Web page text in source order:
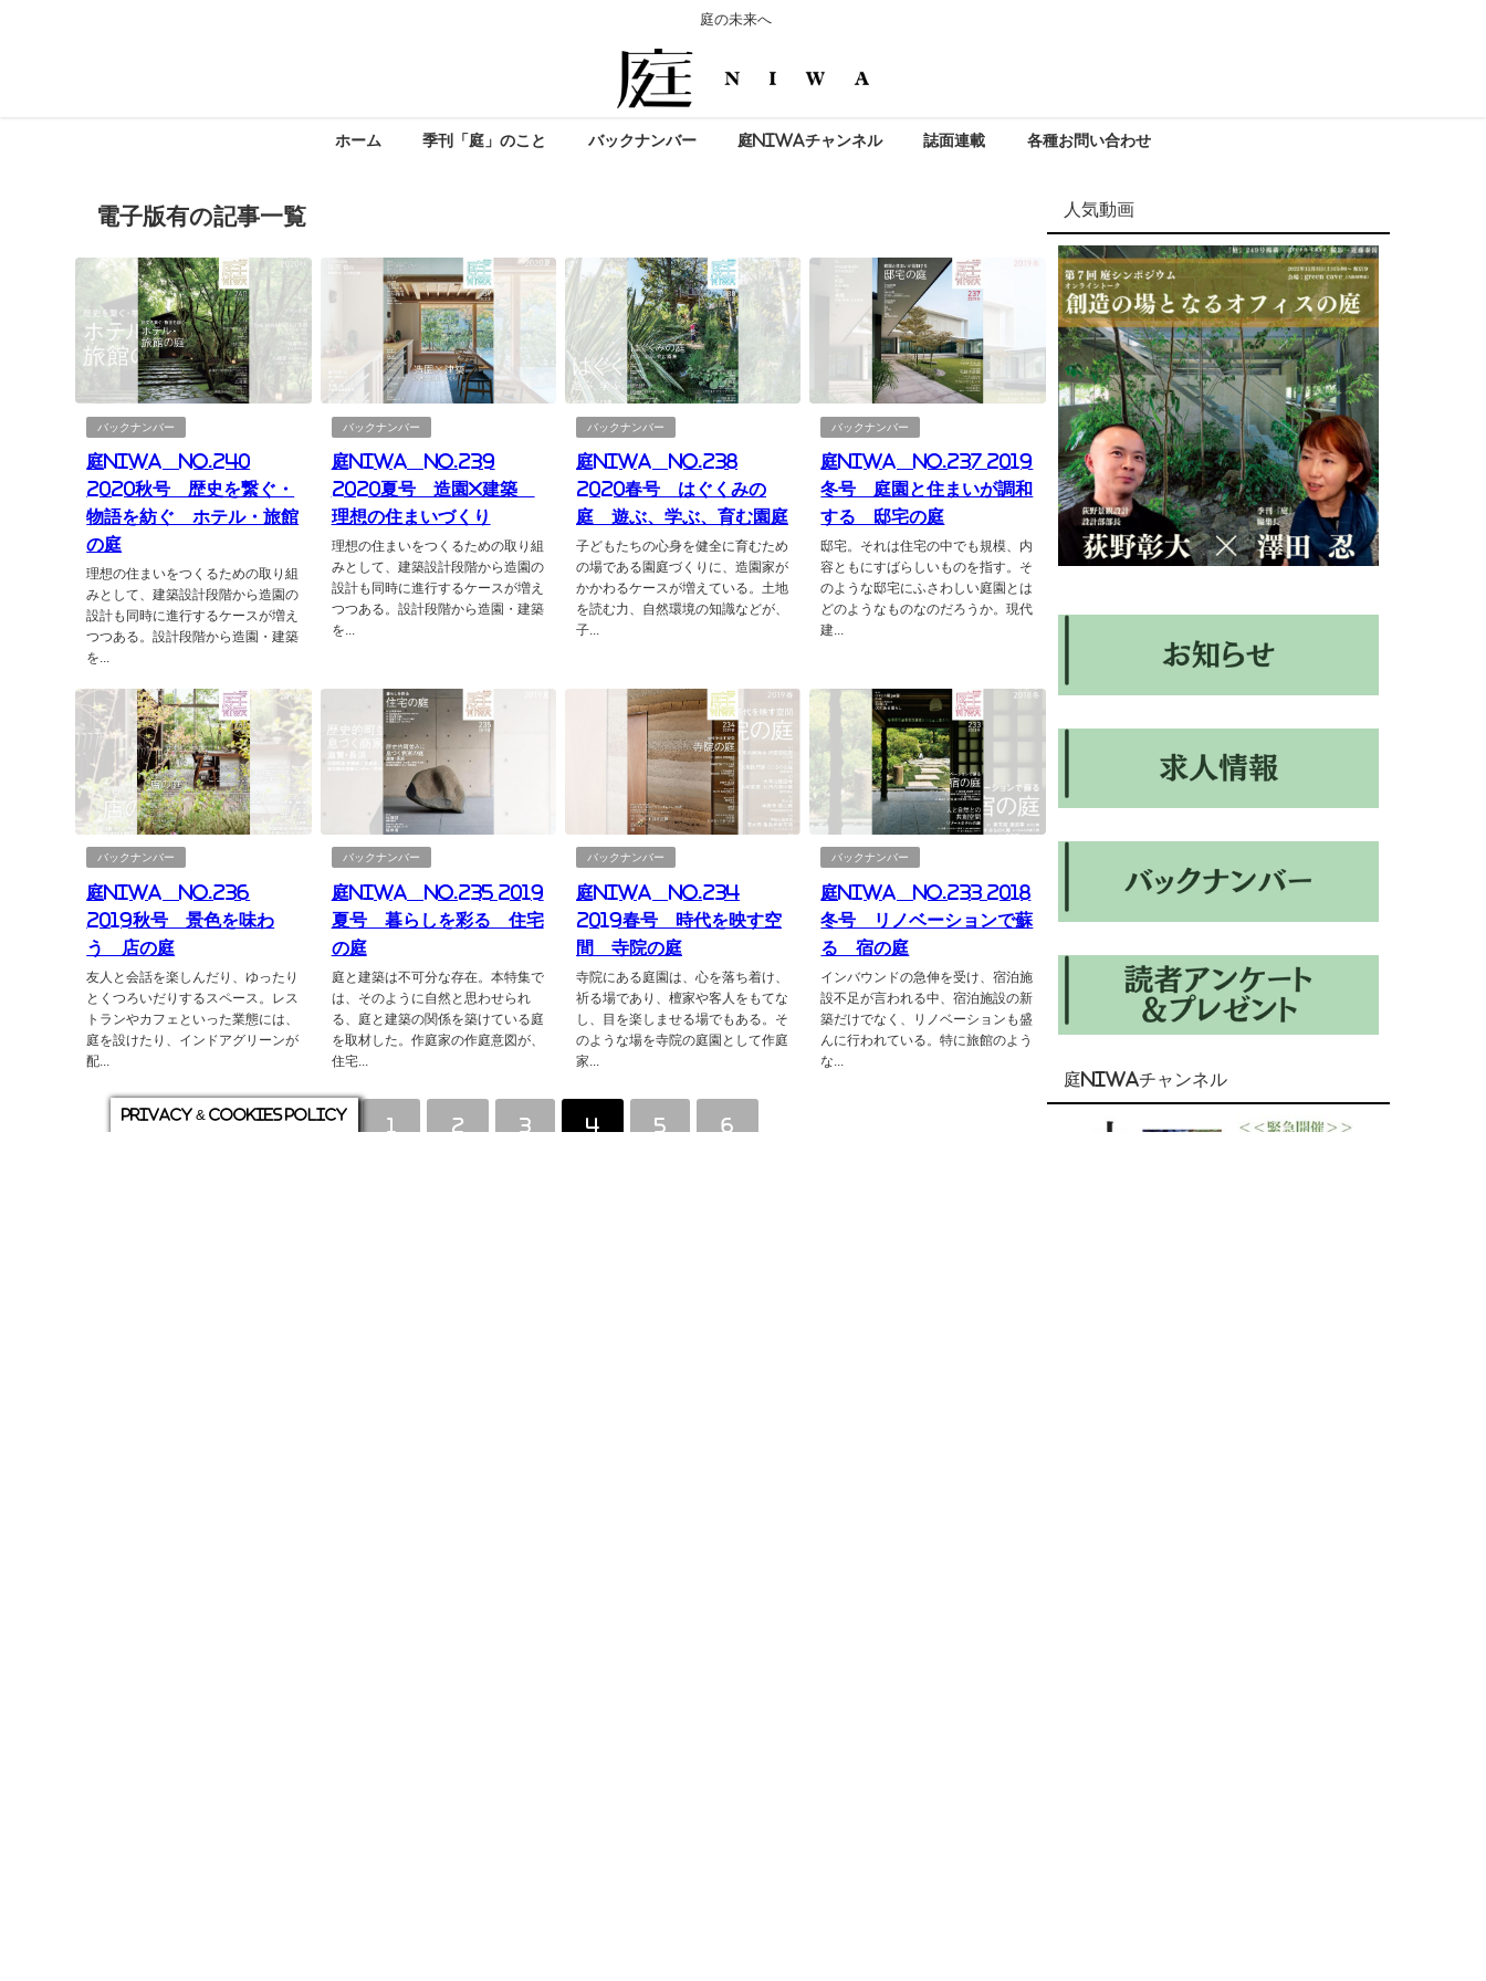
庭の未来へ
ホーム 季刊「庭」のこと バックナンバー 庭NIWAチャンネル 誌面連載 各種お問い合わせ
電子版有の記事一覧
バックナンバー
庭NIWA No.240
2020秋号 歴史を繋ぐ・
物語を紡ぐ ホテル・旅館
の庭
理想の住まいをつくるための取り組
みとして、建築設計段階から造園の
設計も同時に進行するケースが増え
つつある。設計段階から造園・建築
を...
バックナンバー
庭NIWA No.239
2020夏号 造園×建築
理想の住まいづくり
理想の住まいをつくるための取り組
みとして、建築設計段階から造園の
設計も同時に進行するケースが増え
つつある。設計段階から造園・建築
を...
バックナンバー
庭NIWA No.238
2020春号 はぐくみの
庭 遊ぶ、学ぶ、育む園庭
子どもたちの心身を健全に育むため
の場である園庭づくりに、造園家が
かかわるケースが増えている。土地
を読む力、自然環境の知識などが、
子...
バックナンバー
庭NIWA No.237 2019
冬号 庭園と住まいが調和
する 邸宅の庭
邸宅。それは住宅の中でも規模、内
容ともにすばらしいものを指す。そ
のような邸宅にふさわしい庭園とは
どのようなものなのだろうか。現代
建...
バックナンバー
庭NIWA No.236
2019秋号 景色を味わ
う 店の庭
友人と会話を楽しんだり、ゆったり
とくつろいだりするスペース。レス
トランやカフェといった業態には、
庭を設けたり、インドアグリーンが
配...
バックナンバー
庭NIWA No.235 2019
夏号 暮らしを彩る 住宅
の庭
庭と建築は不可分な存在。本特集で
は、そのように自然と思わせられ
る、庭と建築の関係を築けている庭
を取材した。作庭家の作庭意図が、
住宅...
バックナンバー
庭NIWA No.234
2019春号 時代を映す空
間 寺院の庭
寺院にある庭園は、心を落ち着け、
祈る場であり、檀家や客人をもてな
し、目を楽しませる場でもある。そ
のような場を寺院の庭園として作庭
家...
バックナンバー
庭NIWA No.233 2018
冬号 リノベーションで蘇
る 宿の庭
インバウンドの急伸を受け、宿泊施
設不足が言われる中、宿泊施設の新
築だけでなく、リノベーションも盛
んに行われている。特に旅館のよう
な...
1 2 3 4 5 6
人気動画
庭NIWAチャンネル
Privacy & Cookies Policy